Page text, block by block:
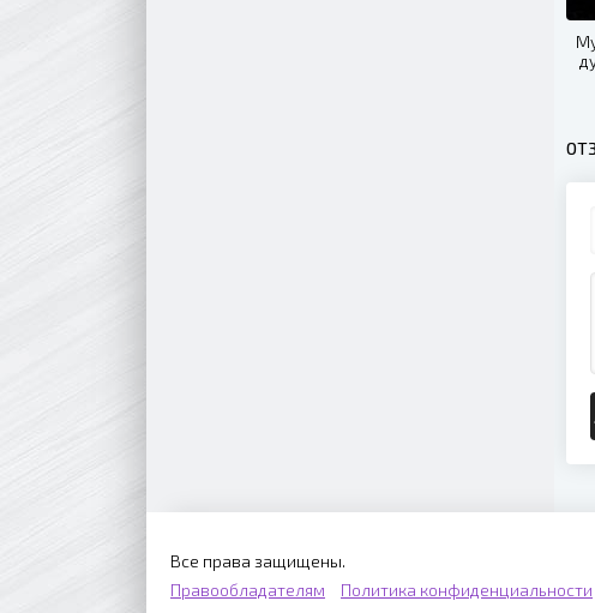
Все права защищены.
Правообладателям
Политика конфиденциальности